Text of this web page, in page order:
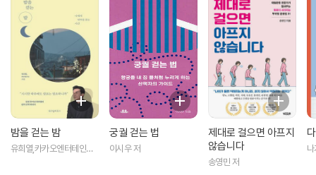
밤을 걷는 밤
유희열,카카오엔터테인먼
궁궐 걷는 법
이시우 저
제대로 걸으면 아프지
않습니다
송영민 저